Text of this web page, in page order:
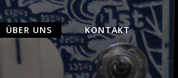
ÜBER UNS KONTAKT